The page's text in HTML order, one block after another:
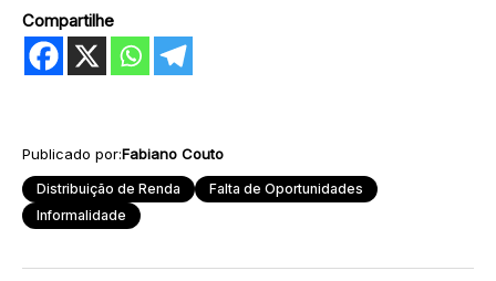
Compartilhe
Publicado por:Fabiano Couto
Distribuição de Renda
Falta de Oportunidades
Informalidade